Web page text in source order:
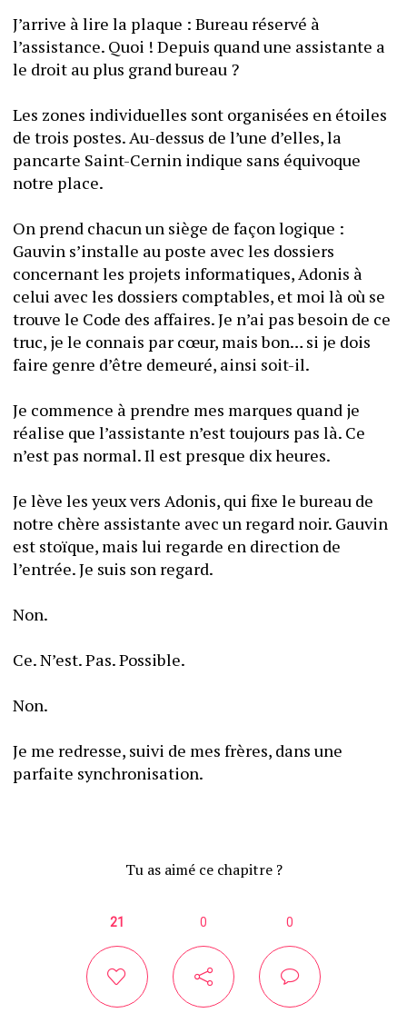
J’arrive à lire la plaque : Bureau réservé à
l’assistance. Quoi ! Depuis quand une assistante a
le droit au plus grand bureau ?
Les zones individuelles sont organisées en étoiles
de trois postes. Au-dessus de l’une d’elles, la
pancarte Saint-Cernin indique sans équivoque
notre place.
On prend chacun un siège de façon logique :
Gauvin s’installe au poste avec les dossiers
concernant les projets informatiques, Adonis à
celui avec les dossiers comptables, et moi là où se
trouve le Code des affaires. Je n’ai pas besoin de ce
truc, je le connais par cœur, mais bon… si je dois
faire genre d’être demeuré, ainsi soit-il.
Je commence à prendre mes marques quand je
réalise que l’assistante n’est toujours pas là. Ce
n’est pas normal. Il est presque dix heures.
Je lève les yeux vers Adonis, qui fixe le bureau de
notre chère assistante avec un regard noir. Gauvin
est stoïque, mais lui regarde en direction de
l’entrée. Je suis son regard.
Non.
Ce. N’est. Pas. Possible.
Non.
Je me redresse, suivi de mes frères, dans une
parfaite synchronisation.
Tu as aimé ce chapitre ?
21 0 0